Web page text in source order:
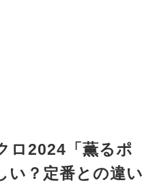
ロ2024「薫るポ
い？定番との違い